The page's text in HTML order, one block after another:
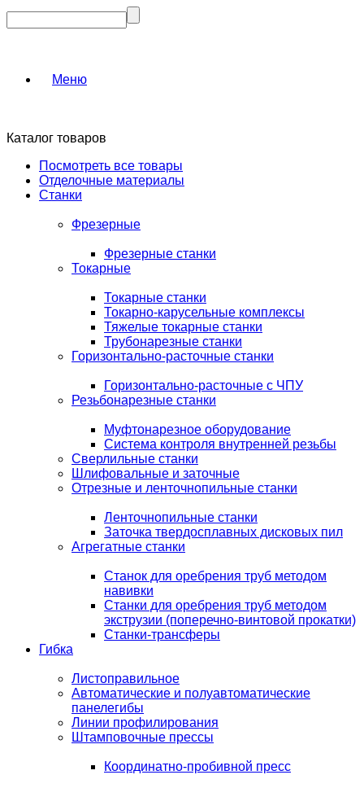
Меню
Каталог товаров
Посмотреть все товары
Отделочные материалы
Станки
Фрезерные
Фрезерные станки
Токарные
Токарные станки
Токарно-карусельные комплексы
Тяжелые токарные станки
Трубонарезные станки
Горизонтально-расточные станки
Горизонтально-расточные с ЧПУ
Резьбонарезные станки
Муфтонарезное оборудование
Система контроля внутренней резьбы
Сверлильные станки
Шлифовальные и заточные
Отрезные и ленточнопильные станки
Ленточнопильные станки
Заточка твердосплавных дисковых пил
Агрегатные станки
Станок для оребрения труб методом
навивки
Станки для оребрения труб методом
экструзии (поперечно-винтовой прокатки)
Станки-трансферы
Гибка
Листоправильное
Автоматические и полуавтоматические
панелегибы
Линии профилирования
Штамповочные прессы
Координатно-пробивной пресс